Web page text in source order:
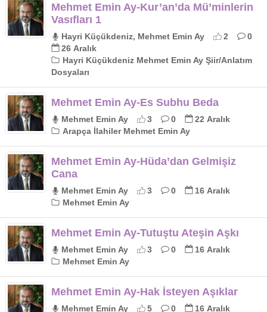
Mehmet Emin Ay-Kur’an’da Mü’minlerin
Vasıfları 1
Hayri Küçükdeniz, Mehmet Emin Ay 2
0
26 Aralık
Hayri Küçükdeniz Mehmet Emin Ay Şiir/Anlatım
Dosyaları
Mehmet Emin Ay-Es Subhu Beda
Mehmet Emin Ay 3 0
22 Aralık
Arapça İlahiler Mehmet Emin Ay
Mehmet Emin Ay-Hüda’dan Gelmişiz
Cana
Mehmet Emin Ay 3 0
16 Aralık
Mehmet Emin Ay
Mehmet Emin Ay-Tutuştu Ateşin Aşkı
Mehmet Emin Ay 3 0
16 Aralık
Mehmet Emin Ay
Mehmet Emin Ay-Hak İsteyen Aşıklar
Mehmet Emin Ay 5 0
16 Aralık